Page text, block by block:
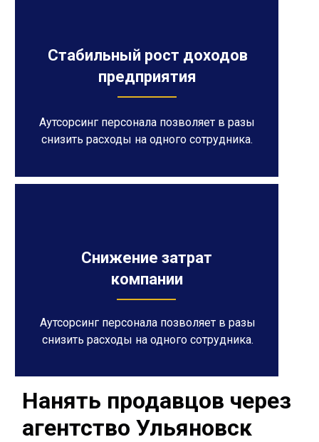
Снижение затрат
компании
Аутсорсинг персонала позволяет в разы
снизить расходы на одного сотрудника.
Стабильный рост доходов
предприятия
Аутсорсинг персонала позволяет в разы
снизить расходы на одного сотрудника.
Нанять продавцов через
агентство Ульяновск